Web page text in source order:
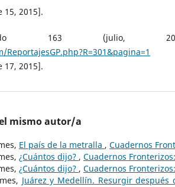
15, 2015].
163 (julio,
17, 2015].
mismo autor/a
El país de la metralla , Cuadernos
¿Cuántos dijo? , Cuadernos
¿Cuántos dijo? , Cuadernos
Juárez y Medellín. Resurgir después